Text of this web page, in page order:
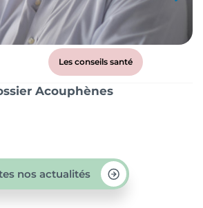
Les conseils santé
Acouphènes
nos actualités